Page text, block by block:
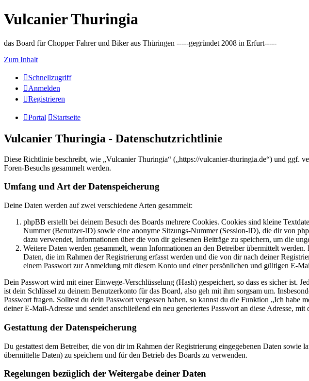
Vulcanier Thuringia
das Board für Chopper Fahrer und Biker aus Thüringen -----gegründet 2008 in Erfurt-----
Zum Inhalt
Schnellzugriff
Anmelden
Registrieren
Portal Startseite
Vulcanier Thuringia - Datenschutzrichtlinie
Diese Richtlinie beschreibt, wie „Vulcanier Thuringia“ („https://vulcanier-thuringia.de“) und ggf.
Foren-Besuchs gesammelt werden.
Umfang und Art der Datenspeicherung
Deine Daten werden auf zwei verschiedene Arten gesammelt:
phpBB erstellt bei deinem Besuch des Boards mehrere Cookies. Cookies sind kleine
Nummer (Benutzer-ID) sowie eine anonyme Sitzungs-Nummer (Session-ID), die dir von
dazu verwendet, Informationen über die von dir gelesenen Beiträge zu speichern, um die
Weitere Daten werden gesammelt, wenn Informationen an den Betreiber übermittelt
Daten, die im Rahmen der Registrierung erfasst werden und die von dir nach deiner
einem Passwort zur Anmeldung mit diesem Konto und einer persönlichen und gültigen E-
Dein Passwort wird mit einer Einwege-Verschlüsselung (Hash) gespeichert, so dass es sicher ist.
ist dein Schlüssel zu deinem Benutzerkonto für das Board, also geh mit ihm sorgsam um.
Passwort fragen. Solltest du dein Passwort vergessen haben, so kannst du die Funktion „Ich
deiner E-Mail-Adresse und sendet anschließend ein neu generiertes Passwort an diese Adresse,
Gestattung der Datenspeicherung
Du gestattest dem Betreiber, die von dir im Rahmen der Registrierung eingegebenen Daten
übermittelte Daten) zu speichern und für den Betrieb des Boards zu verwenden.
Regelungen bezüglich der Weitergabe deiner Daten